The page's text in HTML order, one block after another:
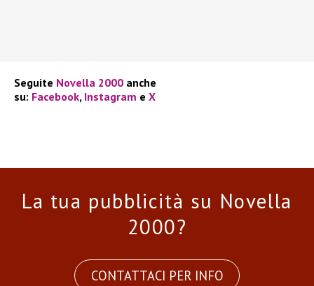
Seguite Novella 2000 anche
su: Facebook, Instagram e X
La tua pubblicità su Novella
2000?
CONTATTACI PER INFO